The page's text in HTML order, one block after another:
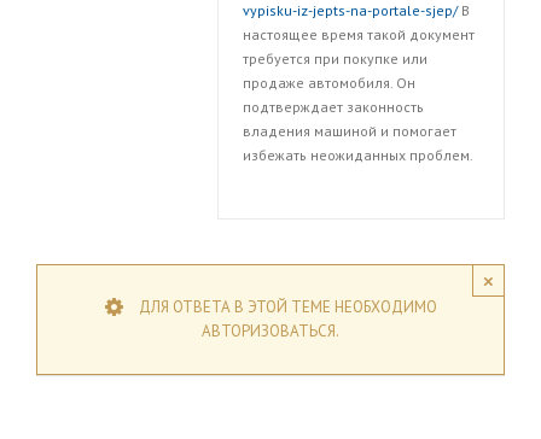
vypisku-iz-jepts-na-portale-sjep/В
настоящее время такой документ
требуется при покупке или
продаже автомобиля. Он
подтверждает законность
владения машиной и помогает
избежать неожиданных проблем.
×
ДЛЯ ОТВЕТА В ЭТОЙ ТЕМЕ НЕОБХОДИМО
АВТОРИЗОВАТЬСЯ.